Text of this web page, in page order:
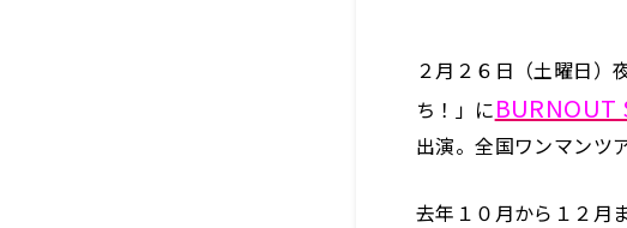
２月２６日（土曜日）
ち！」にBURNOUT
出演。全国ワンマンツ
去年１０月から１２月